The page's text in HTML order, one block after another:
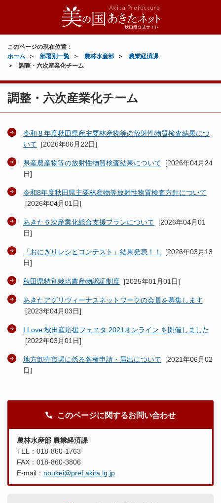
このページの現在位置：
ホーム
部署別一覧 農林水産部
農業経済課
調整・六次産業化チーム
調整・六次産業化チーム
令和８年度秋田県産主要林産物等の放射性物質検査結果につ
いて [2026年06月22日]
県産農産物等の放射性物質検査結果について [2026年04月24
日]
令和8年度秋田県主要林産物等放射性物質検査方針について
[2026年04月01日]
あきた６次産業化総合支援プランについて [2026年04月01
日]
「おにぎりレシピコンテスト」結果発表！！ [2026年03月13
日]
秋田県特別栽培農産物認証制度 [2025年01月01日]
あきたアグリヴィーナスネットワークの会員を募集します
[2023年04月03日]
I Love 秋田産応援フェスタ 2021オンライン を開催しました
[2022年03月01日]
地方卸売市場に係る各種申請・届出について [2021年06月02
日]
このページに関するお問い合わせ
農林水産部 農業経済課
TEL：018-860-1763
FAX：018-860-3806
E-mail： noukei@pref.akita.lg.jp